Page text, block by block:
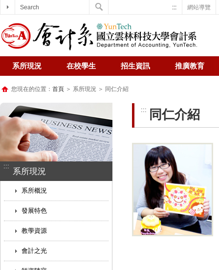
網站導覽
:::
系所現況 在校學生 招生資訊 推廣教育
您現在的位置： 首頁 ＞ 系所現況 ＞ 同仁介紹
:::
系所現況
系所概況
發展特色
教學資源
會計之光
::: 同仁介紹
Search